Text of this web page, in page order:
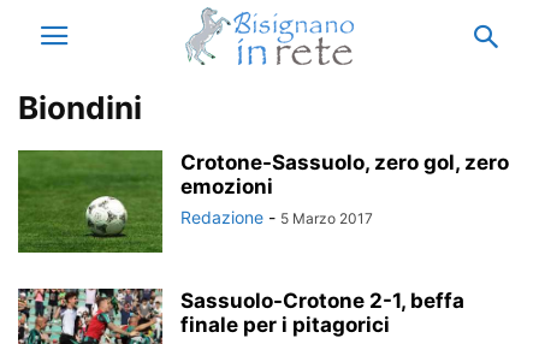
Biondini
Crotone-Sassuolo, zero gol, zero
emozioni
Redazione - 5 Marzo 2017
Sassuolo-Crotone 2-1, beffa
finale per i pitagorici